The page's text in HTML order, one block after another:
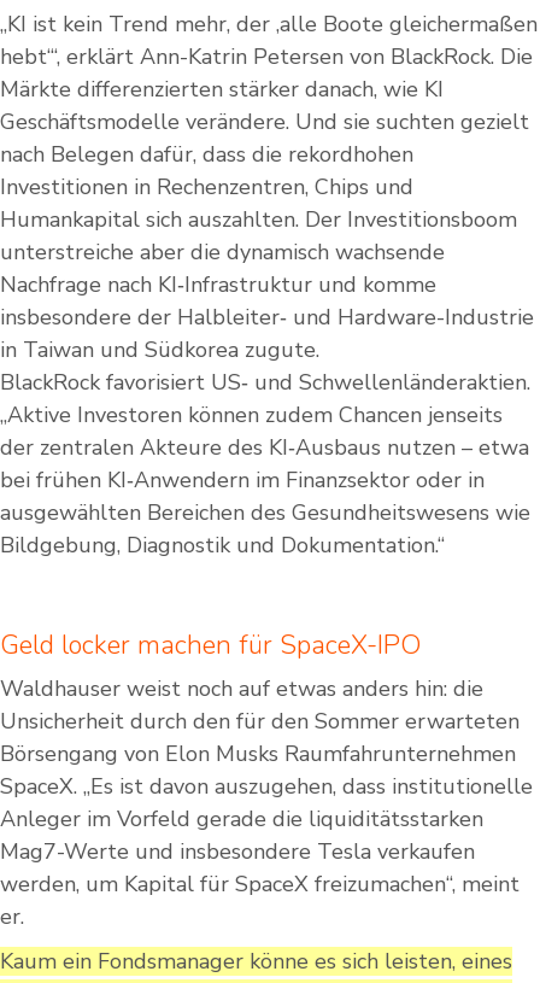
„KI ist kein Trend mehr, der ‚alle Boote gleichermaßen
hebt‘“, erklärt Ann-Katrin Petersen von BlackRock. Die
Märkte differenzierten stärker danach, wie KI
Geschäftsmodelle verändere. Und sie suchten gezielt
nach Belegen dafür, dass die rekordhohen
Investitionen in Rechenzentren, Chips und
Humankapital sich auszahlten. Der Investitionsboom
unterstreiche aber die dynamisch wachsende
Nachfrage nach KI‑Infrastruktur und komme
insbesondere der Halbleiter‑ und Hardware-Industrie
in Taiwan und Südkorea zugute.
BlackRock favorisiert US‑ und Schwellenländeraktien.
„Aktive Investoren können zudem Chancen jenseits
der zentralen Akteure des KI‑Ausbaus nutzen – etwa
bei frühen KI‑Anwendern im Finanzsektor oder in
ausgewählten Bereichen des Gesundheitswesens wie
Bildgebung, Diagnostik und Dokumentation.“
Geld locker machen für SpaceX-IPO
Waldhauser weist noch auf etwas anders hin: die
Unsicherheit durch den für den Sommer erwarteten
Börsengang von Elon Musks Raumfahrunternehmen
SpaceX. „Es ist davon auszugehen, dass institutionelle
Anleger im Vorfeld gerade die liquiditätsstarken
Mag7-Werte und insbesondere Tesla verkaufen
werden, um Kapital für SpaceX freizumachen“, meint
er.
Kaum ein Fondsmanager könne es sich leisten, eines